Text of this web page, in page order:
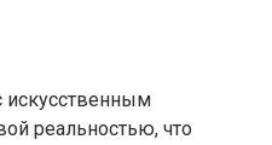
искусственным
реальностью, что